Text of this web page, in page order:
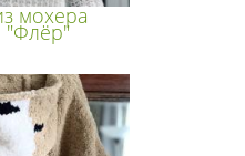
мохера
"Флёр"